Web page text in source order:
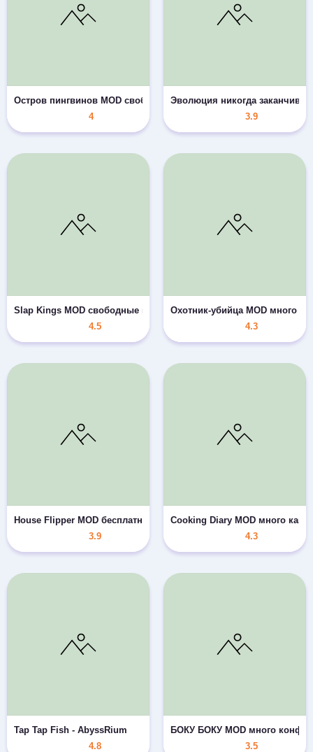
Остров пингвинов MOD свободные покупки
4
Эволюция никогда
3.9
Slap Kings MOD свободные покупки
4.5
Охотник-убийца MOD много
4.3
House Flipper MOD бесплатный обмен валюты
3.9
Cooking Diary MOD много
4.3
Tap Tap Fish - AbyssRium
4.8
БОКУ БОКУ MOD много конфет
3.5